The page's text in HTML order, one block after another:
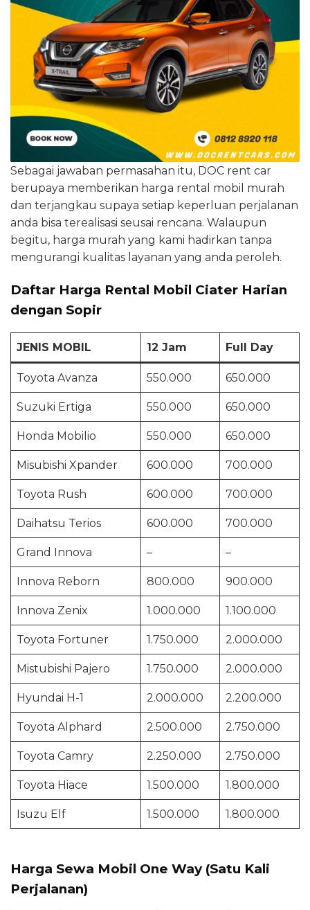
Sebagai jawaban permasahan itu, DOC rent car
berupaya memberikan harga rental mobil murah
dan terjangkau supaya setiap keperluan perjalanan
anda bisa terealisasi seusai rencana. Walaupun
begitu, harga murah yang kami hadirkan tanpa
mengurangi kualitas layanan yang anda peroleh.
Daftar Harga Rental Mobil Ciater Harian
dengan Sopir
JENIS MOBIL 12 Jam Full Day
Toyota Avanza 550.000 650.000
Suzuki Ertiga 550.000 650.000
Honda Mobilio 550.000 650.000
Misubishi Xpander 600.000 700.000
Toyota Rush 600.000 700.000
Daihatsu Terios 600.000 700.000
Grand Innova – –
Innova Reborn 800.000 900.000
Innova Zenix 1.000.000 1.100.000
Toyota Fortuner 1.750.000 2.000.000
Mistubishi Pajero 1.750.000 2.000.000
Hyundai H-1 2.000.000 2.200.000
Toyota Alphard 2.500.000 2.750.000
Toyota Camry 2.250.000 2.750.000
Toyota Hiace 1.500.000 1.800.000
Isuzu Elf 1.500.000 1.800.000
Harga Sewa Mobil One Way (Satu Kali
Perjalanan)